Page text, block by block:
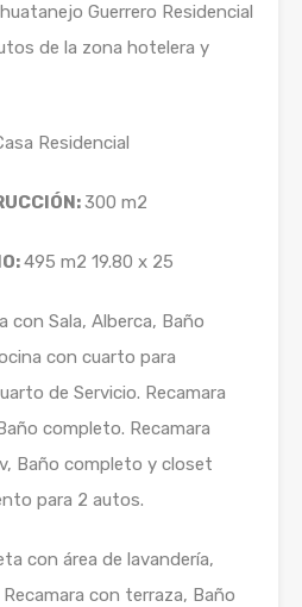
Guerrero Residencial
de la zona hotelera y
Residencial
300 m2
495 m2 19.80 x 25
con Sala, Alberca, Baño
con cuarto para
de Servicio. Recamara
completo. Recamara
Baño completo y closet
para 2 autos.
con área de lavandería,
con terraza, Baño